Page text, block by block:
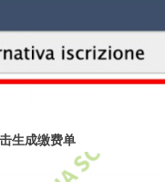
生成缴费单